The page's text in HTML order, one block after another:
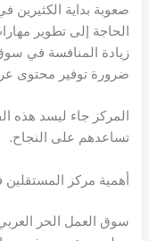
صعوبة بداية الكثيرين
الحاجة إلى تطوير
زيادة المنافسة في
ضرورة توفير محتوى
المركز جاء ليسد هذه
تساعدهم على النجاح.
أهمية مركز
سوق العمل الحر